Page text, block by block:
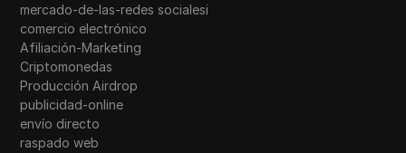
mercado-de-las-redes socialesi
comercio electrónico
Afiliación-Marketing
Criptomonedas
Producción Airdrop
publicidad-online
envío directo
raspado web